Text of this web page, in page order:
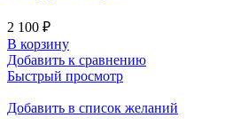
2 100 ₽
В корзину
Добавить к сравнению
Быстрый просмотр
Добавить в список желаний